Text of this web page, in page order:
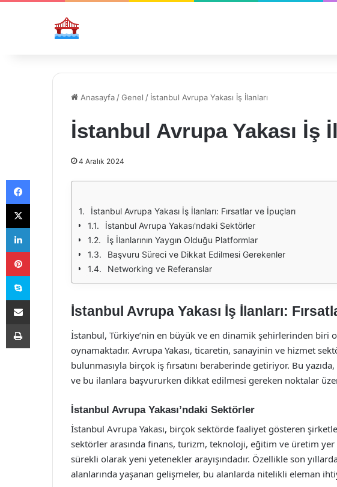
Anasayfa /Genel / İstanbul Avrupa Yakası İş İlanları
İstanbul Avrupa Yakası İş
4 Aralık 2024
İstanbul Avrupa Yakası İş İlanları: Fırsatlar ve İpuçları
İstanbul Avrupa Yakası'ndaki Sektörler
İş İlanlarının Yaygın Olduğu Platformlar
Başvuru Süreci ve Dikkat Edilmesi Gerekenler
Networking ve Referanslar
İstanbul Avrupa Yakası İş İlanları:
İstanbul, Türkiye’nin en büyük ve en dinamik şehirlerinden biri
oynamaktadır. Avrupa Yakası, ticaretin, sanayinin ve hizmet
bulunmasıyla birçok iş fırsatını beraberinde getiriyor. Bu
ve bu ilanlara başvururken dikkat edilmesi gereken noktalar
İstanbul Avrupa Yakası’ndaki Sektörler
İstanbul Avrupa Yakası, birçok sektörde faaliyet gösteren
sektörler arasında finans, turizm, teknoloji, eğitim ve üretim
sürekli olarak yeni yetenekler arayışındadır. Özellikle son
alanlarında yaşanan gelişmeler, bu alanlarda nitelikli eleman
Facebook
X
LinkedIn
Pinterest
Skype
E-Posta ile paylaş